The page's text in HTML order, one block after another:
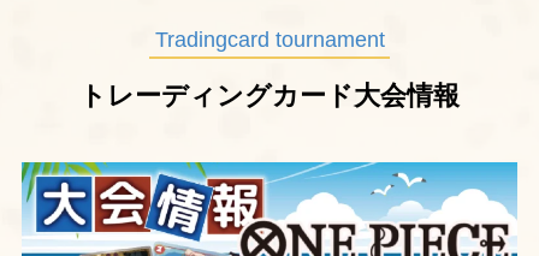
Tradingcard tournament
トレーディングカード大会情報